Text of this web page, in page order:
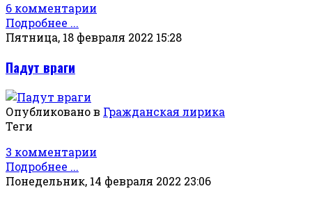
6 комментарии
Подробнее ...
Пятница, 18 февраля 2022 15:28
Падут враги
Опубликовано в Гражданская лирика
Теги
3 комментарии
Подробнее ...
Понедельник, 14 февраля 2022 23:06